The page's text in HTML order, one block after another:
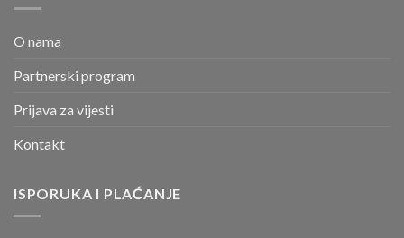
O nama
Partnerski program
Prijava za vijesti
Kontakt
ISPORUKA I PLAĆANJE